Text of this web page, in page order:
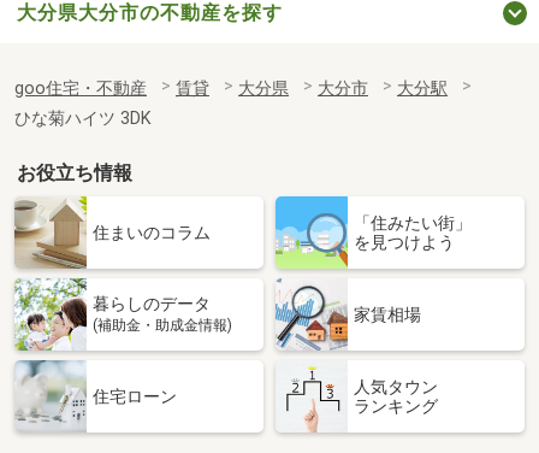
大分県大分市の不動産を探す
goo住宅・不動産 賃貸 大分県 大分市
大分駅
ひな菊ハイツ 3DK
お役立ち情報
住まいのコラム
「住みたい街」
を見つけよう
暮らしのデータ
(補助金・助成金情報)
家賃相場
住宅ローン
人気タウン
ランキング